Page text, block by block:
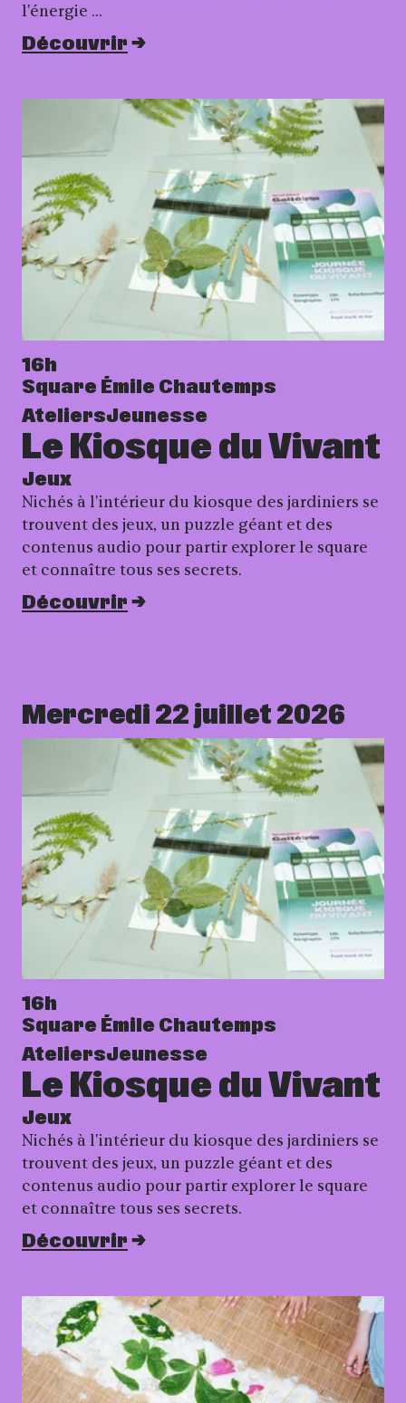
l'énergie …
Découvrir
Le Kiosque du Vivant
Jeux
16h
Square Émile Chautemps
Nichés à l'intérieur du kiosque des jardiniers se
trouvent des jeux, un puzzle géant et des
contenus audio pour partir explorer le square
et connaître tous ses secrets.
AteliersJeunesse
Découvrir
Mercredi 22 juillet 2026
Le Kiosque du Vivant
Jeux
16h
Square Émile Chautemps
Nichés à l'intérieur du kiosque des jardiniers se
trouvent des jeux, un puzzle géant et des
contenus audio pour partir explorer le square
et connaître tous ses secrets.
AteliersJeunesse
Découvrir